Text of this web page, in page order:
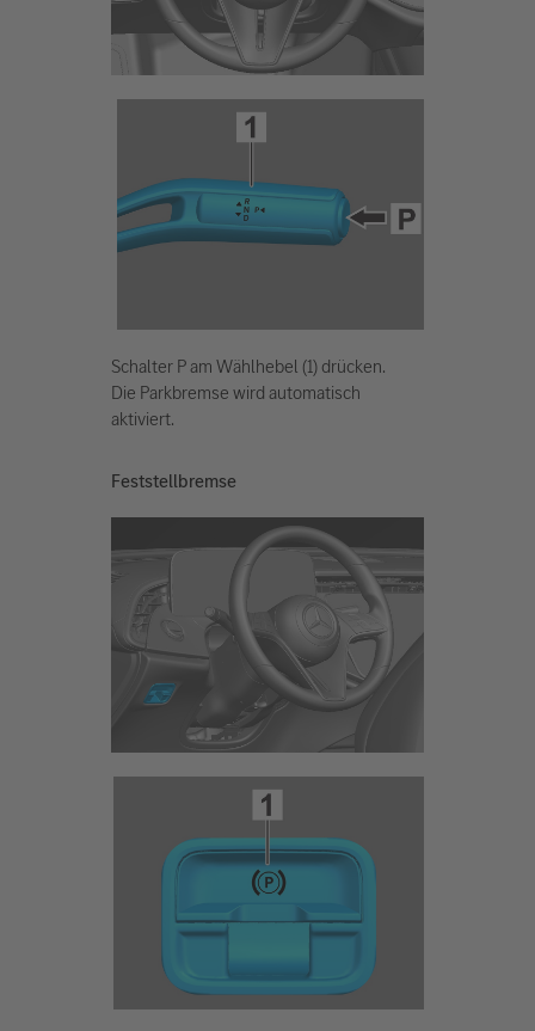
Schalter P am Wählhebel (1) drücken.
Die Parkbremse wird automatisch
aktiviert.
Feststellbremse